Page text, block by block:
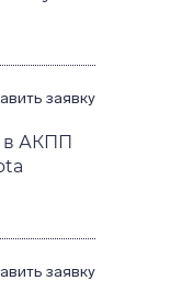
заявку
в АКПП
заявку